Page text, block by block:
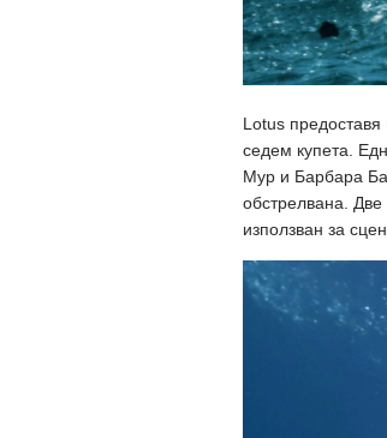
Lotus
седем купета.
Мур и Барбара
обстрелвана.
използван за